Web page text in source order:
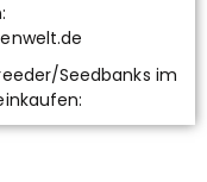
Seedbanks im